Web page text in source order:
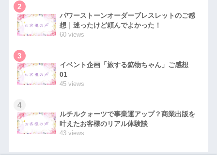
2
パワーストーンオーダーブレスレットのご感
想｜迷ったけど頼んでよかった！
60 views
3
イベント企画「旅する鉱物ちゃん」ご感想
01
45 views
4
ルチルクォーツで事業運アップ？商業出版を
叶えたお客様のリアル体験談
43 views